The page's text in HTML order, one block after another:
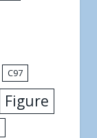
C97
Figure